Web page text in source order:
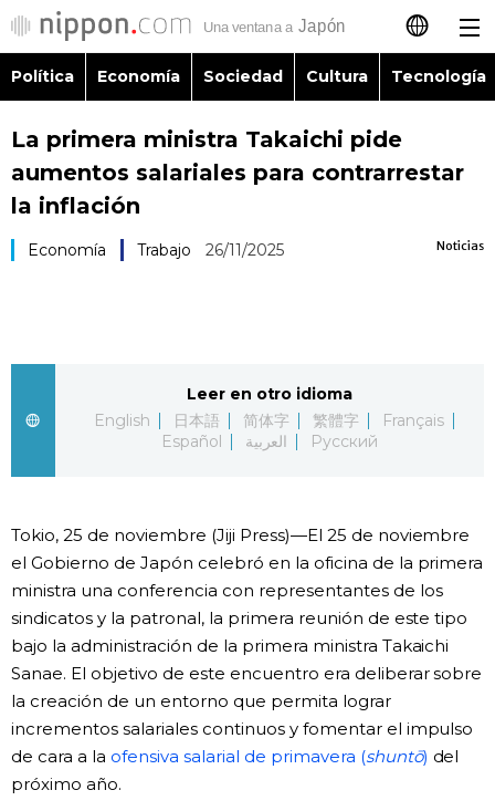
日本語
English
Русский
Política
Vida
Guía de Japón
Vídeos e imágenes
Más
Política Economía Sociedad Cultura Tecnología
La primera ministra Takaichi pide
aumentos salariales para contrarrestar
la inflación
Noticias
Economía Trabajo 26/11/2025
Leer en otro idioma
English
日本語 简体字 繁體字
Français
Español
العربية Русский
Tokio, 25 de noviembre (Jiji Press)—El 25 de noviembre
el Gobierno de Japón celebró en la oficina de la primera
ministra una conferencia con representantes de los
sindicatos y la patronal, la primera reunión de este tipo
bajo la administración de la primera ministra Takaichi
Sanae. El objetivo de este encuentro era deliberar sobre
la creación de un entorno que permita lograr
incrementos salariales continuos y fomentar el impulso
de cara a la ofensiva salarial de primavera (shuntō) del
próximo año.